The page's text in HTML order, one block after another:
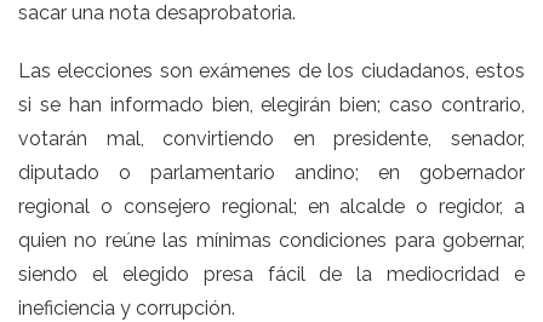
sacar una nota desaprobatoria.
Las elecciones son exámenes de los ciudadanos, estos
si se han informado bien, elegirán bien; caso contrario,
votarán mal, convirtiendo en presidente, senador,
diputado o parlamentario andino; en gobernador
regional o consejero regional; en alcalde o regidor, a
quien no reúne las mínimas condiciones para gobernar,
siendo el elegido presa fácil de la mediocridad e
ineficiencia y corrupción.